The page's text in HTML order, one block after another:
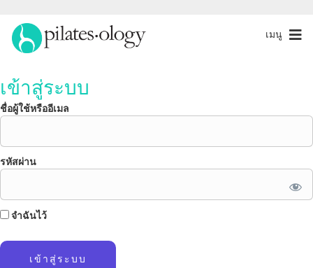
เมนู
เข้าสู่ระบบ
ชื่อผู้ใช้หรืออีเมล
รหัสผ่าน
จำฉันไว้